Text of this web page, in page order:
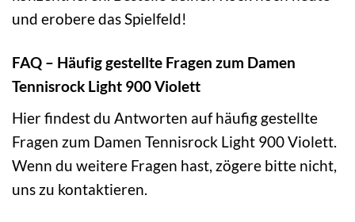
und erobere das Spielfeld!
FAQ – Häufig gestellte Fragen zum Damen
Tennisrock Light 900 Violett
Hier findest du Antworten auf häufig gestellte
Fragen zum Damen Tennisrock Light 900 Violett.
Wenn du weitere Fragen hast, zögere bitte nicht,
uns zu kontaktieren.